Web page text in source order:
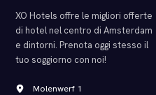
XO Hotels offre le migliori offerte
di hotel nel centro di Amsterdam
e dintorni. Prenota oggi stesso il
tuo soggiorno con noi!
Molenwerf 1